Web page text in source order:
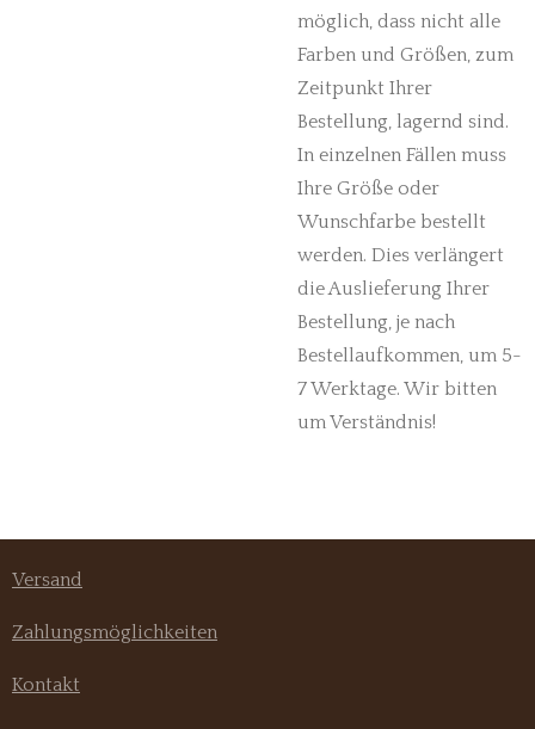
möglich, dass nicht alle
Farben und Größen, zum
Zeitpunkt Ihrer
Bestellung, lagernd sind.
In einzelnen Fällen muss
Ihre Größe oder
Wunschfarbe bestellt
werden. Dies verlängert
die Auslieferung Ihrer
Bestellung, je nach
Bestellaufkommen, um 5-
7 Werktage. Wir bitten
um Verständnis!
Versand
Zahlungsmöglichkeiten
Kontakt